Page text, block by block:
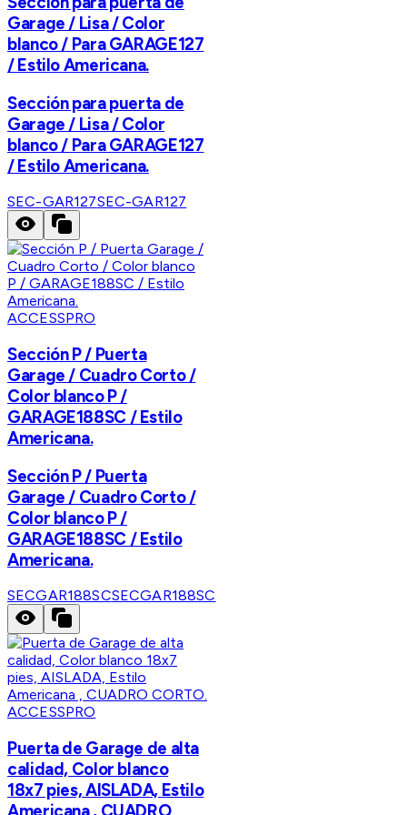
Garage / Lisa / Color
blanco / Para GARAGE127
/ Estilo Americana.
Sección para puerta de
Garage / Lisa / Color
blanco / Para GARAGE127
/ Estilo Americana.
SEC-GAR127SEC-GAR127
ACCESSPRO
Sección P / Puerta
Garage / Cuadro Corto /
Color blanco P /
GARAGE188SC / Estilo
Americana.
Sección P / Puerta
Garage / Cuadro Corto /
Color blanco P /
GARAGE188SC / Estilo
Americana.
SECGAR188SCSECGAR188SC
ACCESSPRO
Puerta de Garage de alta
calidad, Color blanco
18x7 pies, AISLADA, Estilo